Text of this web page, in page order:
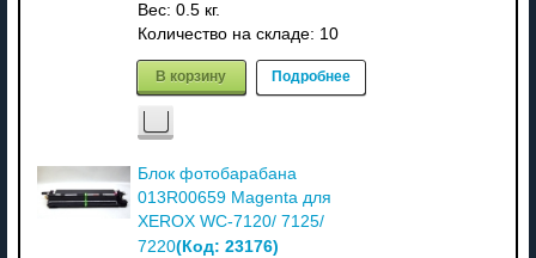
Вес: 0.5 кг.
Количество на складе: 10
В корзину Подробнее
Блок фотобарабана
013R00659 Magenta для
XEROX WC-7120/ 7125/
7220(Код: 23176)